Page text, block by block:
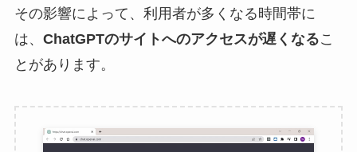
その影響によって、利用者が多くなる時間帯に
は、 ChatGPTのサイトへのアクセスが遅くなるこ
とがあります。